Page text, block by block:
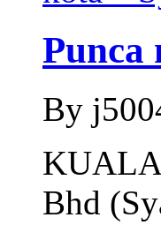
Punca
By
KUALA
Bhd